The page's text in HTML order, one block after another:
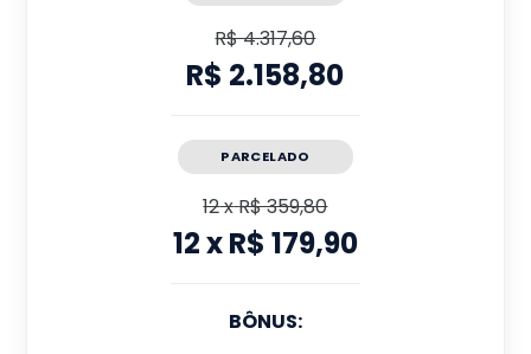
R$ 4.317,60
R$ 2.158,80
PARCELADO
12xR$ 359,80
12xR$ 179,90
BÔNUS: